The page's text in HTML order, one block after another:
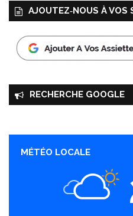
AJOUTEZ‑NOUS À VOS
RECHERCHE GOOGLE
MÉTÉO LOCALE